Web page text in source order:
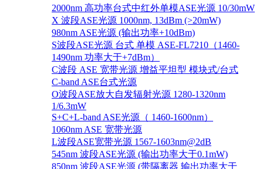
2000nm 高功率台式中红外单模ASE光源 10/30mW
X 波段ASE光源 1000nm, 13dBm (>20mW)
980nm ASE光源 (输出功率+10dBm)
S波段ASE光源 台式 单模 ASE-FL7210（1460-
1490nm 功率大于+7dBm）
C波段 ASE 宽带光源 增益平坦型 模块式/台式
C-band ASE台式光源
O波段ASE放大自发辐射光源 1280-1320nm
1/6.3mW
S+C+L-band ASE光源（ 1460-1600nm）
1060nm ASE 宽带光源
L波段ASE宽带光源 1567-1603nm@2dB
545nm 波段ASE光源 (输出功率大于0.1mW)
850nm 波段ASE光源 (带隔离器 输出功率大于